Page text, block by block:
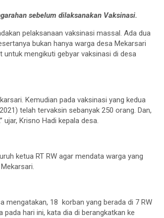
sebelum dilaksanakan Vaksinasi.
pelaksanaan vaksinasi massal. Ada dua
bukan hanya warga desa Mekarsari
untuk mengikuti gebyar vaksinasi di desa
Kemudian pada vaksinasi yang kedua
telah tervaksin sebanyak 250 orang. Dan,
Krisno Hadi kepala desa.
ketua RT RW agar mendata warga yang
mengatakan, 18 korban yang berada di 7 RW
hari ini, kata dia di berangkatkan ke